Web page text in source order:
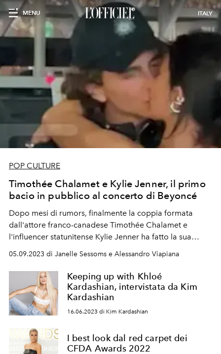
MENU ITALY
POP CULTURE
Timothée Chalamet e Kylie Jenner, il primo
bacio in pubblico al concerto di Beyoncé
Dopo mesi di rumors, finalmente la coppia formata
dall'attore franco-canadese Timothée Chalamet e
l'influencer statunitense Kylie Jenner ha fatto la sua
prima apparizione in pubblico a Los Angeles, durante
l'ultimo concerto di Beyoncé del suo Renaissance Tour.
Le foto della coppia hanno fatto il giro del mondo.
05.09.2023 di Janelle Sessoms e Alessandro Viapiana
Keeping up with Khloé
Kardashian, intervistata da Kim
Kardashian
16.06.2023 di Kim Kardashian
I best look dal red carpet dei
CFDA Awards 2022